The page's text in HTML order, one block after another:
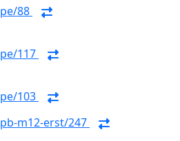
88
117
103
m12-erst/247